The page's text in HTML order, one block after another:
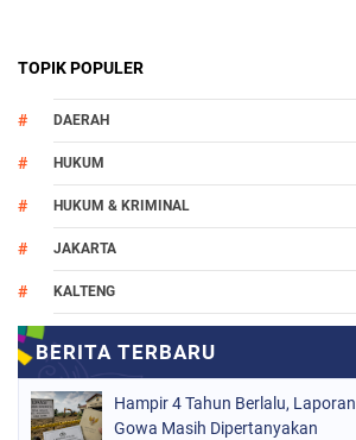
TOPIK POPULER
DAERAH
HUKUM
HUKUM & KRIMINAL
JAKARTA
KALTENG
NASIONAL
ORGANISASI
Hampir 4 Tahun Berlalu,
Gowa Masih Dipertanyakan